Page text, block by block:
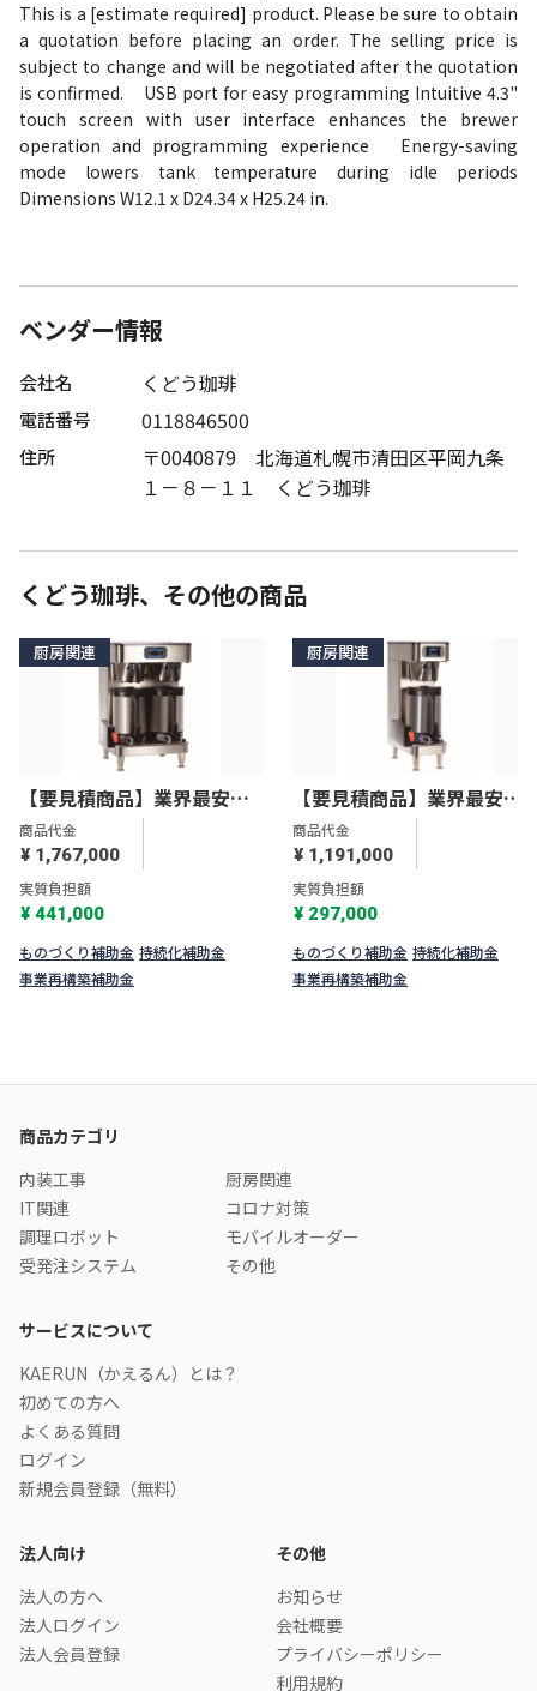
This is a [estimate required] product. Please be sure to obtain
a quotation before placing an order. The selling price is
subject to change and will be negotiated after the quotation
is confirmed. USB port for easy programming Intuitive 4.3"
touch screen with user interface enhances the brewer
operation and programming experience Energy-saving
mode lowers tank temperature during idle periods
Dimensions W12.1 x D24.34 x H25.24 in.
ベンダー情報
会社名 くどう珈琲
電話番号 0118846500
住所
〒0040879 北海道札幌市清田区平岡九条
１－８－１１ くどう珈琲
くどう珈琲、その他の商品
厨房関連
【要見積商品】業界最安
値！！BUNN ICB SHツイン
Platinum Edition
商品代金
¥ 1,767,000
実質負担額
¥ 441,000
ものづくり補助金 持続化補助金
事業再構築補助金
厨房関連
【要見積商品】業界最安
値！！BUNN ICB SHシング
ルPlatinum Edition
商品代金
¥ 1,191,000
実質負担額
¥ 297,000
ものづくり補助金 持続化補助金
事業再構築補助金
商品カテゴリ
内装工事
厨房関連
IT関連
コロナ対策
調理ロボット
モバイルオーダー
受発注システム
その他
サービスについて
KAERUN（かえるん）とは？
初めての方へ
よくある質問
ログイン
新規会員登録（無料）
法人向け
法人の方へ
法人ログイン
法人会員登録
その他
お知らせ
会社概要
プライバシーポリシー
利用規約